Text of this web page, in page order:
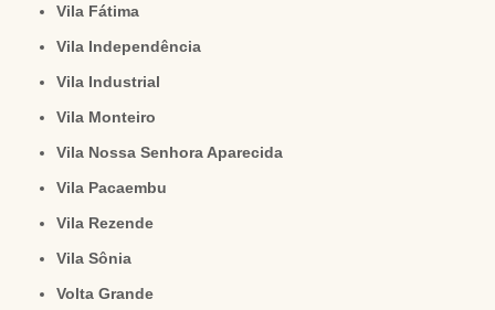
Vila Fátima
Vila Independência
Vila Industrial
Vila Monteiro
Vila Nossa Senhora Aparecida
Vila Pacaembu
Vila Rezende
Vila Sônia
Volta Grande